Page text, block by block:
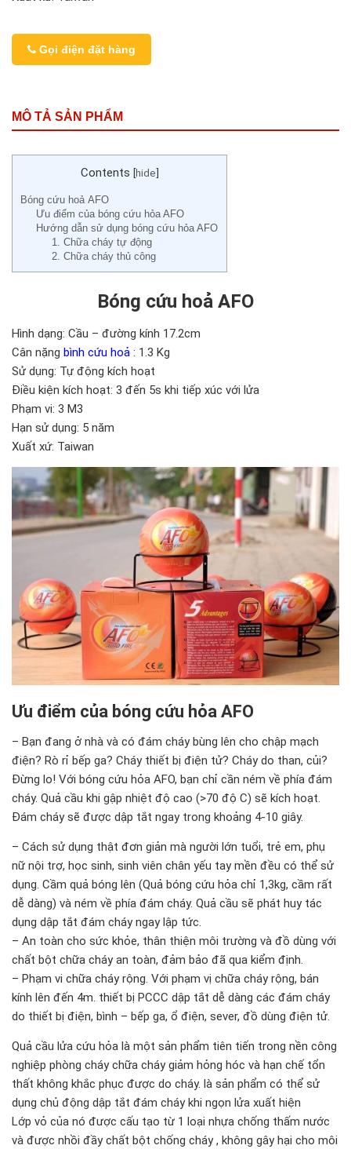
Gọi điện đặt hàng
MÔ TẢ SẢN PHẨM
Contents [hide]
Bóng cứu hoả AFO
Ưu điểm của bóng cứu hỏa AFO
Hướng dẫn sử dụng bóng cứu hỏa AFO
1. Chữa cháy tự động
2. Chữa cháy thủ công
Bóng cứu hoả AFO
Hình dạng: Cầu – đường kính 17.2cm
Cân nặng bình cứu hoả : 1.3 Kg
Sử dụng: Tự động kích hoạt
Điều kiện kích hoạt: 3 đến 5s khi tiếp xúc với lửa
Phạm vi: 3 M3
Hạn sử dụng: 5 năm
Xuất xứ: Taiwan
Ưu điểm của bóng cứu hỏa AFO
– Bạn đang ở nhà và có đám cháy bùng lên cho chập mạch
điện? Rò rỉ bếp ga? Cháy thiết bị điện tử? Cháy do than, củi?
Đừng lo! Với bóng cứu hỏa AFO, bạn chỉ cần ném về phía đám
cháy. Quả cầu khi gập nhiệt độ cao (>70 độ C) sẽ kích hoạt.
Đám cháy sẽ được dập tắt ngay trong khoảng 4-10 giây.
– Cách sử dụng thật đơn giản mà người lớn tuổi, trẻ em, phụ
nữ nội trợ, học sinh, sinh viên chân yếu tay mền đều có thể sử
dụng. Cầm quả bóng lên (Quả bóng cứu hỏa chỉ 1,3kg, cầm rất
dễ dàng) và ném về phía đám cháy. Quả cầu sẽ phát huy tác
dụng dập tắt đám cháy ngay lập tức.
– An toàn cho sức khỏe, thân thiện môi trường và đồ dùng với
chất bột chữa cháy an toàn, đảm bảo đã qua kiểm định.
– Phạm vi chữa cháy rộng. Với phạm vị chữa cháy rộng, bán
kính lên đến 4m. thiết bị PCCC dập tắt dễ dàng các đám cháy
do thiết bị điện, bình – bếp ga, ổ điện, sever, đồ dùng điện tử.
Quả cầu lửa cứu hỏa là một sản phẩm tiên tiến trong nền công
nghiệp phòng cháy chữa cháy giảm hỏng hóc và hạn chế tổn
thất không khắc phục được do cháy. là sản phẩm có thể sử
dụng chủ động dập tắt đám cháy khi ngọn lửa xuất hiện
Lớp vỏ của nó được cấu tạo từ 1 loại nhựa chống thấm nước
và được nhồi đầy chất bột chống cháy , không gây hại cho môi